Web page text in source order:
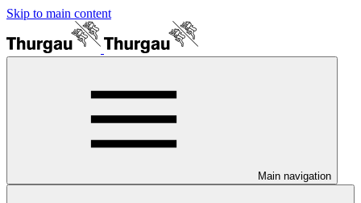
Skip to main content
Main navigation